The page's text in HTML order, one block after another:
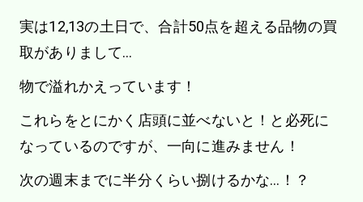
実は12,13の土日で、合計50点を超える品物の買
取がありまして…
物で溢れかえっています！
これらをとにかく店頭に並べないと！と必死に
なっているのですが、一向に進みません！
次の週末までに半分くらい捌けるかな…！？